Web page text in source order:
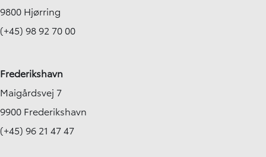
9800 Hjørring
(+45) 98 92 70 00
Frederikshavn
Maigårdsvej 7
9900 Frederikshavn
(+45) 96 21 47 47